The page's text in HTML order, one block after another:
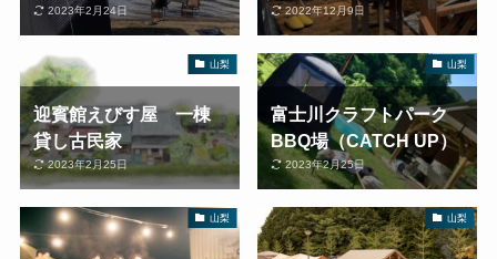
2023年2月24日 2022年12月9日
山梨
迎賓館えびす屋 一棟
貸し古民家
2023年2月25日
山梨
富士川クラフトパーク
BBQ場（CATCH UP）
2023年2月25日
山梨 山梨